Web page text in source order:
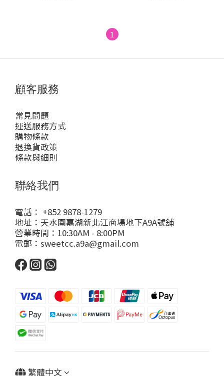
1
顧客服務
常見問題
運送服務方式
購物條款
退換貨政策
條款與細則
聯絡我們
電話： +852 9878-1279
地址：天水圍嘉湖新北江商場地下A9A號舖
營業時間：10:30AM - 8:00PM
電郵：sweetcc.a9a@gmail.com
繁體中文